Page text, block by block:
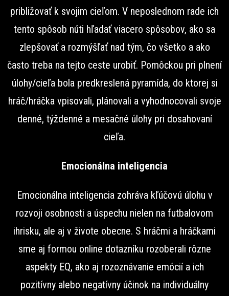
približovať k svojim cieľom. V neposlednom rade ich
tento spôsob núti hľadať viacero spôsobov, ako sa
zlepšovať a rozmýšľať nad tým, čo všetko a ako
často treba na tejto ceste urobiť. Pomôckou pri plnení
úlohy/cieľa bola predkreslená pyramída, do ktorej si
hráč/hráčka vpisovali, plánovali a vyhodnocovali svoje
denné, týždenné a mesačné úlohy pri dosahovaní
cieľa.
Emocionálna inteligencia
Emocionálna inteligencia zohráva kľúčovú úlohu v
rozvoji osobnosti a úspechu nielen na futbalovom
ihrisku, ale aj v živote obecne. S hráčmi a hráčkami
sme aj formou online dotazníku rozoberali rôzne
aspekty EQ, ako aj rozoznávanie emócií a ich
pozitívny alebo negatívny účinok na individuálny